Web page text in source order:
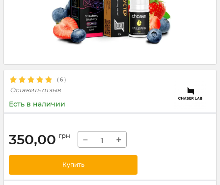
( 6 )
Оставить отзыв
Есть в наличии
350,00 грн − +
Купить